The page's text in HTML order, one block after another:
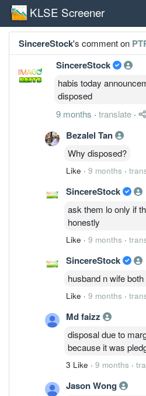
KLSE Screener
SincereStock's comment on
SincereStock
habis today
disposed
9 months · translate ·
Bezalel Tan
Why disposed?
Like · 9 months ·
SincereStock
ask them lo only if
honestly
Like · 9 months ·
SincereStock
husband n wife
Like · 9 months ·
Md faizz
disposal due to
because it was
3 Like · 9 months ·
Jason Wong